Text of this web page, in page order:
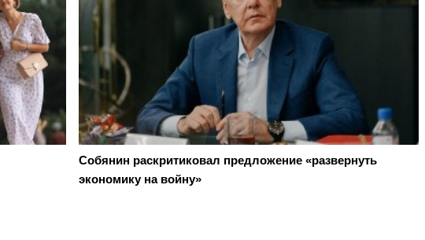
Собянин раскритиковал предложение «развернуть
экономику на войну»